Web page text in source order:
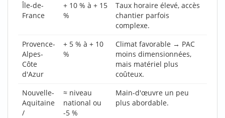
Île-de-
France
+ 10 % à + 15
%
Taux horaire élevé, accès
chantier parfois
complexe.
Provence-
Alpes-
Côte
d'Azur
+ 5 % à + 10
%
Climat favorable → PAC
moins dimensionnées,
mais matériel plus
coûteux.
Nouvelle-
Aquitaine
/
≈ niveau
national ou
-5 %
Main-d'œuvre un peu
plus abordable.